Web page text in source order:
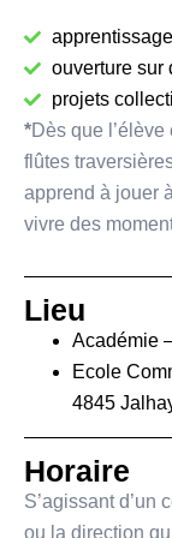
ouverture sur
projets
*Dès que
flûtes
apprend à jouer
vivre des
Lieu
Académie
Ecole
4845
Horaire
S’agissant d’un
ou la direction